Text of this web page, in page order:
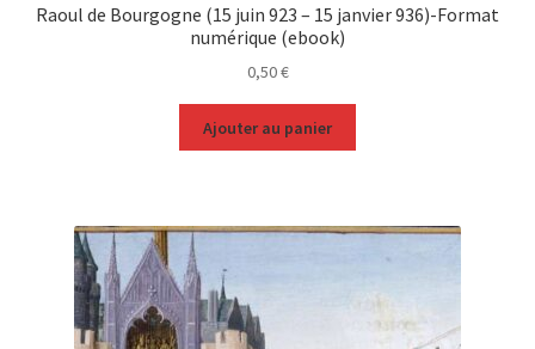
Raoul de Bourgogne (15 juin 923 – 15 janvier 936)-Format
numérique (ebook)
0,50€
Ajouter au panier